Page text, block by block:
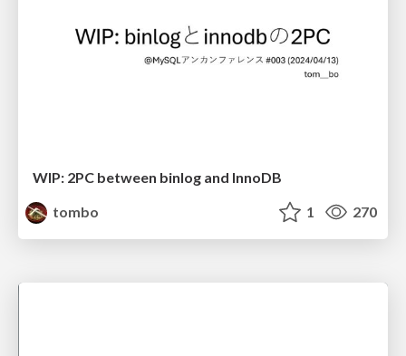
WIP: 2PC between binlog and InnoDB
tombo
1 270